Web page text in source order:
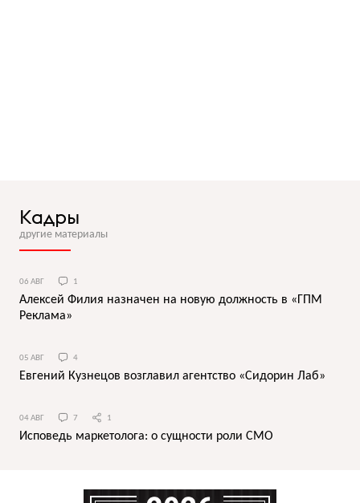
Кадры
другие материалы
06 АВГ 1
Алексей Филия назначен на новую должность в «ГПМ
Реклама»
05 АВГ 4
Евгений Кузнецов возглавил агентство «Сидорин Лаб»
04 АВГ 7 1
Исповедь маркетолога: о сущности роли СМО